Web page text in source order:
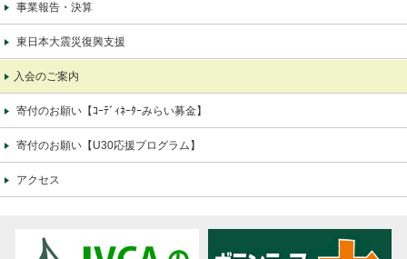
事業報告・決算
東日本大震災復興支援
入会のご案内
寄付のお願い【ｺｰﾃﾞｨﾈｰﾀｰみらい募金】
寄付のお願い【U30応援プログラム】
アクセス